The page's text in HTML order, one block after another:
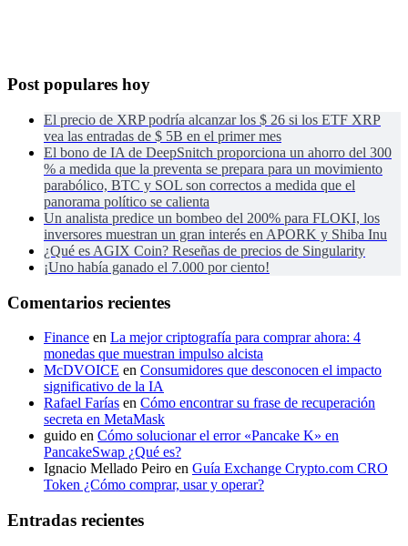
Post populares hoy
El precio de XRP podría alcanzar los $ 26 si los ETF XRP
vea las entradas de $ 5B en el primer mes
El bono de IA de DeepSnitch proporciona un ahorro del 300
% a medida que la preventa se prepara para un movimiento
parabólico, BTC y SOL son correctos a medida que el
panorama político se calienta
Un analista predice un bombeo del 200% para FLOKI, los
inversores muestran un gran interés en APORK y Shiba Inu
¿Qué es AGIX Coin? Reseñas de precios de Singularity
¡Uno había ganado el 7.000 por ciento!
Comentarios recientes
Finance en La mejor criptografía para comprar ahora: 4
monedas que muestran impulso alcista
McDVOICE en Consumidores que desconocen el impacto
significativo de la IA
Rafael Farías en Cómo encontrar su frase de recuperación
secreta en MetaMask
guido en Cómo solucionar el error «Pancake K» en
PancakeSwap ¿Qué es?
Ignacio Mellado Peiro en Guía Exchange Crypto.com CRO
Token ¿Cómo comprar, usar y operar?
Entradas recientes